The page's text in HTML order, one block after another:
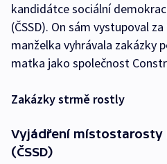
kandidátce sociální
(ČSSD). On sám vystupoval
manželka vyhrávala zakázky
matka jako společnost
Zakázky strmě rostly
Vyjádření místostarosty
(ČSSD)